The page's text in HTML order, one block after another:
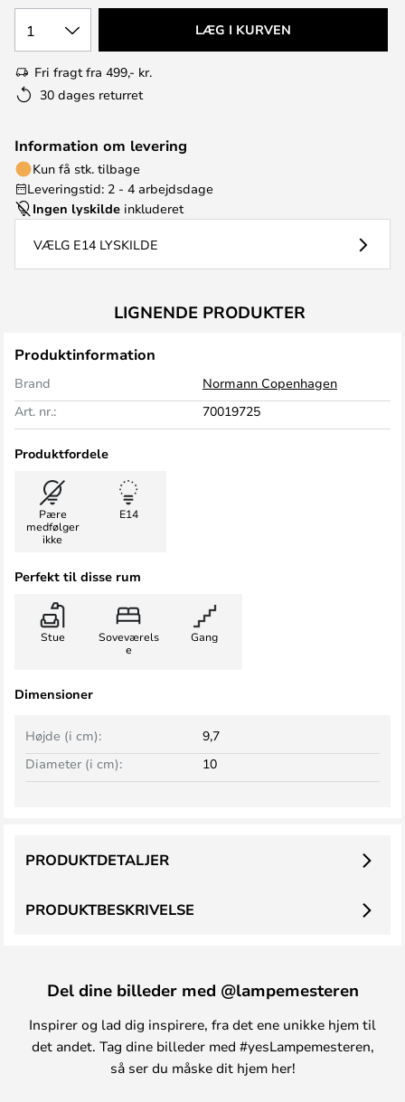
1 LÆG I KURVEN
Fri fragt fra 499,- kr.
30 dages returret
Information om levering
Kun få stk. tilbage
Leveringstid: 2 - 4 arbejdsdage
Ingen lyskilde inkluderet
VÆLG E14 LYSKILDE
LIGNENDE PRODUKTER
Produktinformation
Brand
Normann Copenhagen
Art. nr.:
70019725
Produktfordele
Pære
medfølger
ikke
E14
Perfekt til disse rum
Stue
Soveværels
e
Gang
Dimensioner
Højde (i cm):
9,7
Diameter (i cm):
10
PRODUKTBESKRIVELSE
PRODUKTDETALJER
Del dine billeder med @lampemesteren
Inspirer og lad dig inspirere, fra det ene unikke hjem til
det andet. Tag dine billeder med #yesLampemesteren,
så ser du måske dit hjem her!